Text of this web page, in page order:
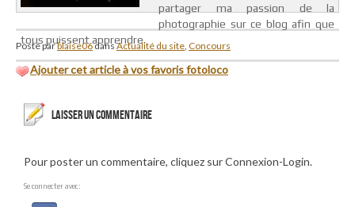
partager ma passion de la
photographie sur ce blog afin que
tous puissent apprendre.
Posté parblaise06dansActualité du site, Concours
Ajouter cet article à vos favoris fotoloco
LAISSER UN COMMENTAIRE
Pour poster un commentaire, cliquez sur Connexion-Login.
Se connecter avec: